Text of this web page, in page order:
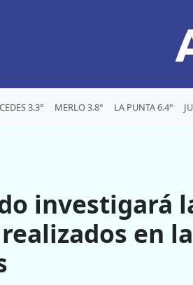
3.3° MERLO 3.8° LA PUNTA 6.4°
investigará
realizados en